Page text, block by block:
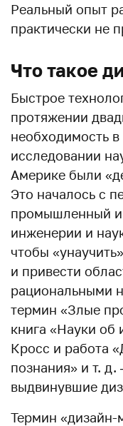
Реальный опыт
практически не
Что такое
Быстрое
протяжении
необходимость
исследовании
Америке были
Это началось с
промышленный и
инженерии и
чтобы
и привести
рациональными
термин «Злые
книга «Науки об
Кросс и работа
познания» и т.
выдвинувшие
Термин